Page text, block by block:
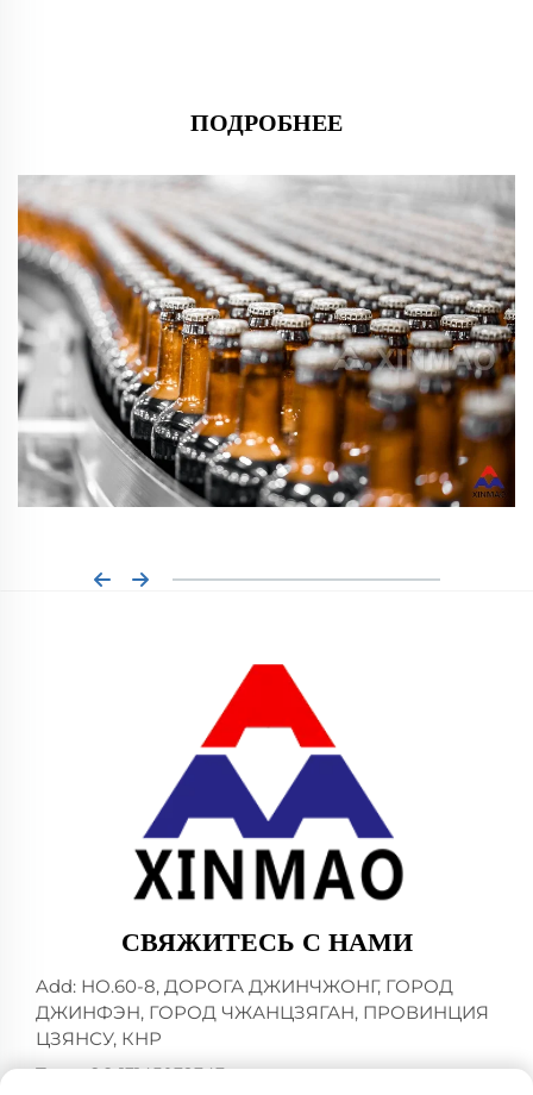
ПОДРОБНЕЕ
СВЯЖИТЕСЬ С НАМИ
Add: НО.60-8, ДОРОГА ДЖИНЧЖОНГ, ГОРОД
ДЖИНФЭН, ГОРОД ЧЖАНЦЗЯГАН, ПРОВИНЦИЯ
ЦЗЯНСУ, КНР
Тел.:+86-13145032343